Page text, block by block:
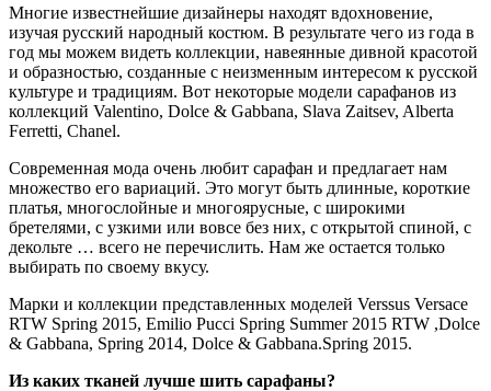
Многие известнейшие дизайнеры находят вдохновение,
изучая русский народный костюм. В результате чего из года в
год мы можем видеть коллекции, навеянные дивной красотой
и образностью, созданные с неизменным интересом к русской
культуре и традициям. Вот некоторые модели сарафанов из
коллекций Valentino, Dolce & Gabbana, Slava Zaitsev, Alberta
Ferretti, Chanel.
Современная мода очень любит сарафан и предлагает нам
множество его вариаций. Это могут быть длинные, короткие
платья, многослойные и многоярусные, с широкими
бретелями, с узкими или вовсе без них, с открытой спиной, с
декольте … всего не перечислить. Нам же остается только
выбирать по своему вкусу.
Марки и коллекции представленных моделей Verssus Versace
RTW Spring 2015, Emilio Pucci Spring Summer 2015 RTW ,Dolce
& Gabbana, Spring 2014, Dolce & Gabbana.Spring 2015.
Из каких тканей лучше шить сарафаны?